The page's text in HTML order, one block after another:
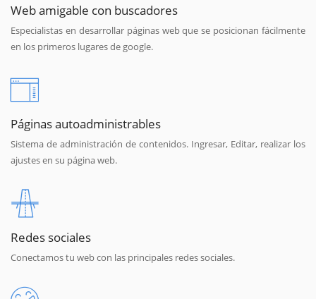
Web amigable con buscadores
Especialistas en desarrollar páginas web que se posicionan fácilmente
en los primeros lugares de google.
Páginas autoadministrables
Sistema de administración de contenidos. Ingresar, Editar, realizar los
ajustes en su página web.
Redes sociales
Conectamos tu web con las principales redes sociales.